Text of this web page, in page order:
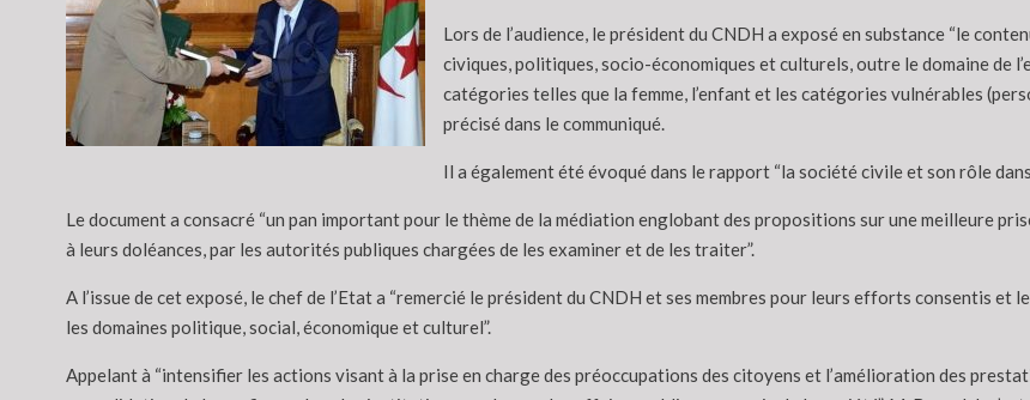
Lors de l’audience, le président du CNDH a exposé en substance “le
civiques, politiques, socio-économiques et culturels, outre le domaine de
catégories telles que la femme, l’enfant et les catégories vulnérables
précisé dans le communiqué.
Il a également été évoqué dans le rapport “la société civile et son rôle
Le document a consacré “un pan important pour le thème de la médiation englobant des propositions sur une meilleure
à leurs doléances, par les autorités publiques chargées de les examiner et de les traiter”.
A l’issue de cet exposé, le chef de l’Etat a “remercié le président du CNDH et ses membres pour leurs efforts consentis et
les domaines politique, social, économique et culturel”.
Appelant à “intensifier les actions visant à la prise en charge des préoccupations des citoyens et l’amélioration des